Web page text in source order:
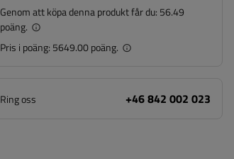
Genom att köpa denna produkt får du: 56.49
poäng.
Pris i poäng: 5649.00 poäng.
Ring oss +46 842 002 023